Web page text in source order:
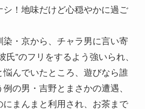
シ！地味だけど心穏やかに過ご
染・京から、チャラ男に言い寄
氏”のフリをするよう強いられ、
悩んでいたところ、遊びなら誰
の男・吉野とまさかの遭遇、
にまんまと利用され、お茶まで